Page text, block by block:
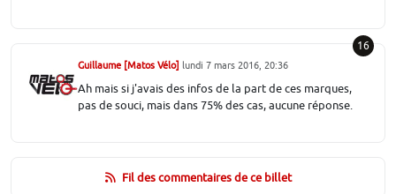
16
Guillaume [Matos Vélo] lundi 7 mars 2016, 20:36
Ah mais si j'avais des infos de la part de ces marques,
pas de souci, mais dans 75% des cas, aucune réponse.
Fil des commentaires de ce billet